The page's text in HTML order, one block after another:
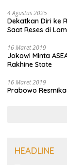
4 Agustus 2025
Dekatkan Diri ke
Saat Reses di
16 Maret 2019
Jokowi Minta
Rakhine State
16 Maret 2019
Prabowo
HEADLINE